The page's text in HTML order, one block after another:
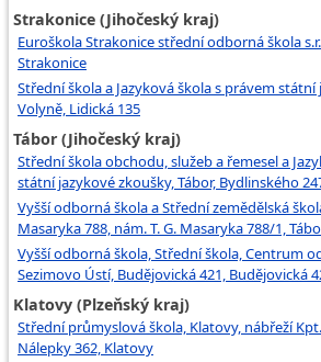
Strakonice (Jihočeský kraj)
Euroškola Strakonice střední odborná škola
Strakonice
Střední škola a Jazyková škola s právem
Volyně, Lidická 135
Tábor (Jihočeský kraj)
Střední škola obchodu, služeb a řemesel a
státní jazykové zkoušky, Tábor, Bydlinského
Vyšší odborná škola a Střední zemědělská
Masaryka 788, nám. T. G. Masaryka 788/1,
Vyšší odborná škola, Střední škola, Centrum
Sezimovo Ústí, Budějovická 421, Budějovická
Klatovy (Plzeňský kraj)
Střední průmyslová škola, Klatovy, nábřeží
Nálepky 362, Klatovy